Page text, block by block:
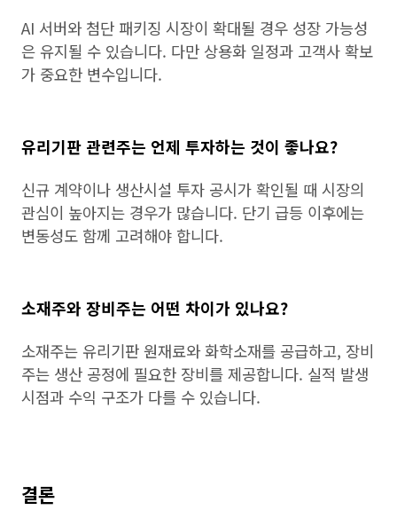
AI 서버와 첨단 패키징 시장이 확대될 경우 성장 가능성
은 유지될 수 있습니다. 다만 상용화 일정과 고객사 확보
가 중요한 변수입니다.
유리기판 관련주는 언제 투자하는 것이 좋나요?
신규 계약이나 생산시설 투자 공시가 확인될 때 시장의
관심이 높아지는 경우가 많습니다. 단기 급등 이후에는
변동성도 함께 고려해야 합니다.
소재주와 장비주는 어떤 차이가 있나요?
소재주는 유리기판 원재료와 화학소재를 공급하고, 장비
주는 생산 공정에 필요한 장비를 제공합니다. 실적 발생
시점과 수익 구조가 다를 수 있습니다.
결론